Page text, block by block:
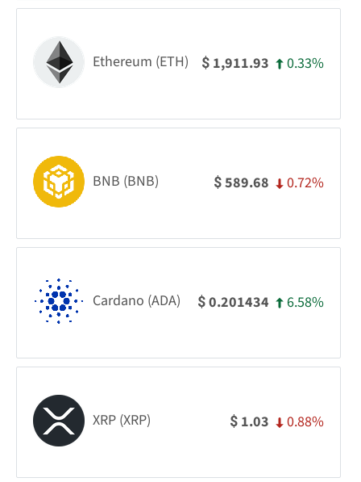
Ethereum (ETH) $ 1,911.93 0.33%
BNB (BNB) $589.68 0.72%
Cardano (ADA) $0.201434 6.58%
XRP (XRP) $ 1.03 0.88%